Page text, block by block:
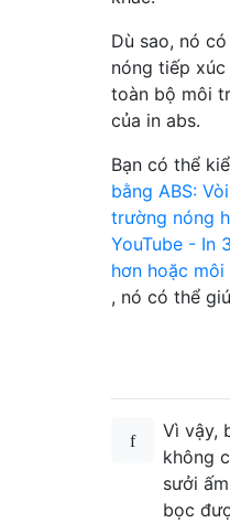
Dù sao, nó
nóng tiếp
toàn bộ môi
của in abs.
Bạn có thể
bằng ABS:
trường nóng
YouTube - In
hơn hoặc
, nó có thể
Vì vậy,
không
sưởi
bọc